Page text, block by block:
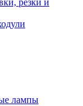
резки и
лампы